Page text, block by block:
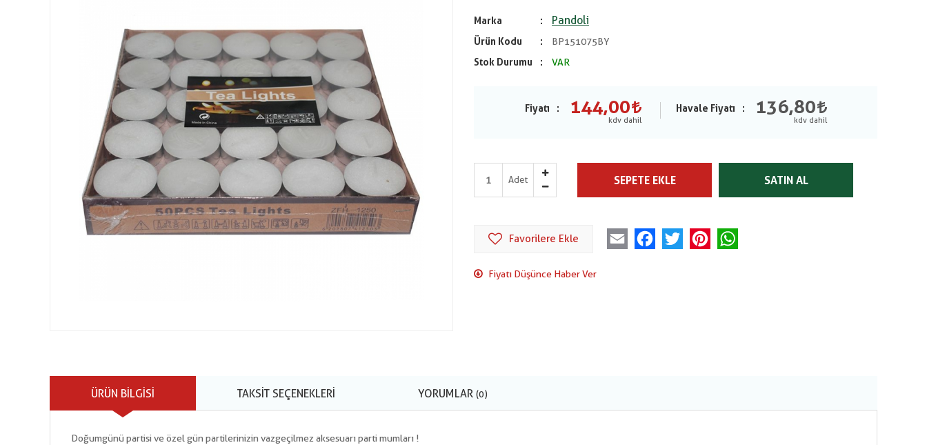
Marka Pandoli
Ürün Kodu
BP151075BY
Stok Durumu
VAR
Fiyatı 144,00 Havale Fiyatı 136,80
Adet SEPETE EKLE SATIN AL
Favorilere Ekle Email FacebookTwitter Pinterest
Fiyatı Düşünce Haber Ver
ÜRÜN BILGISI TAKSIT SEÇENEKLERI YORUMLAR (0)
Doğumgünü partisi ve özel gün partilerinizin vazgeçilmez aksesuarı parti mumları !